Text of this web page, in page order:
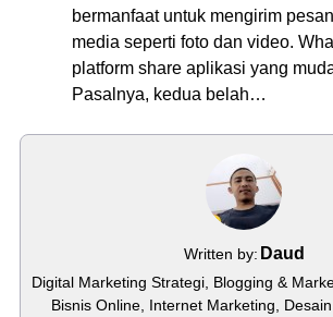
bermanfaat untuk mengirim
media seperti foto dan video.
platform share aplikasi yang
Pasalnya, kedua belah…
Written by: Daud
Digital Marketing Strategi, Blogging &
Bisnis Online, Internet Marketing, Desain